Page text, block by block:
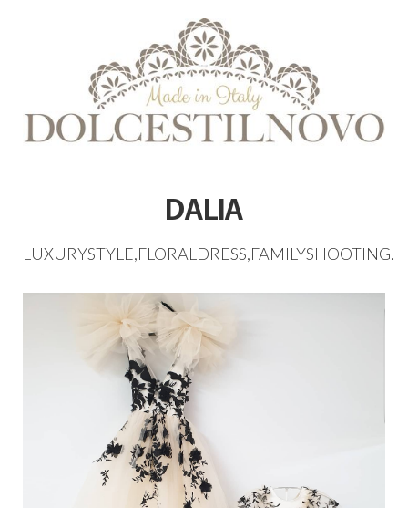
DALIA
LUXURYSTYLE,FLORALDRESS,FAMILYSHOOTING.